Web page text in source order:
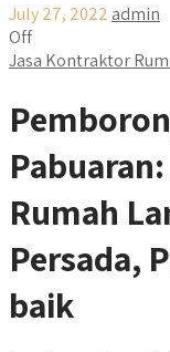
July 27, 2022 admin
Off
Jasa Kontraktor
Rumah
Persada,
baik